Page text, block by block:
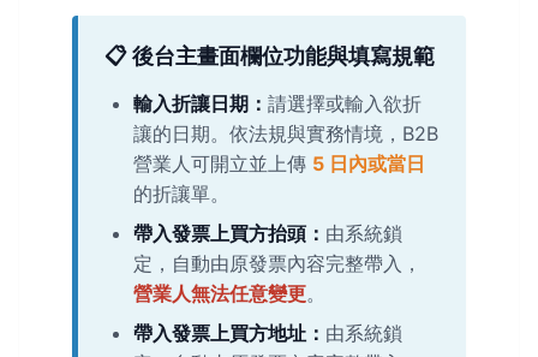
📋 後台主畫面欄位功能與填寫規範
輸入折讓日期： 請選擇或輸入欲折
讓的日期。依法規與實務情境，B2B
營業人可開立並上傳 5 日內或當日
的折讓單。
帶入發票上買方抬頭： 由系統鎖
定，自動由原發票內容完整帶入，
營業人無法任意變更。
帶入發票上買方地址： 由系統鎖